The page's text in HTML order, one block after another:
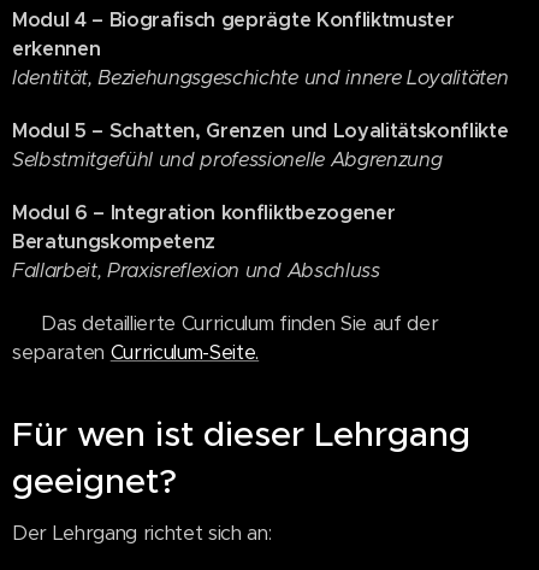
Modul 4 – Biografisch geprägte Konfliktmuster
erkennen
Identität, Beziehungsgeschichte und innere Loyalitäten
Modul 5 – Schatten, Grenzen und Loyalitätskonflikte
Selbstmitgefühl und professionelle Abgrenzung
Modul 6 – Integration konfliktbezogener
Beratungskompetenz
Fallarbeit, Praxisreflexion und Abschluss
👉 Das detaillierte Curriculum finden Sie auf der
separaten Curriculum-Seite.
Für wen ist dieser Lehrgang
geeignet?
Der Lehrgang richtet sich an: